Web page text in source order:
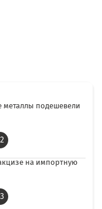
подешевели
на импортную